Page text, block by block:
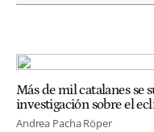
Más de mil catalanes se
investigación sobre el
Andrea Pacha Röper